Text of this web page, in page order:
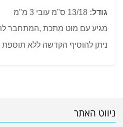
גודל:
מגיע עם מוט מתכת ,המתחבר
ניתן להוסיף הקדשה ללא
ניווט האתר